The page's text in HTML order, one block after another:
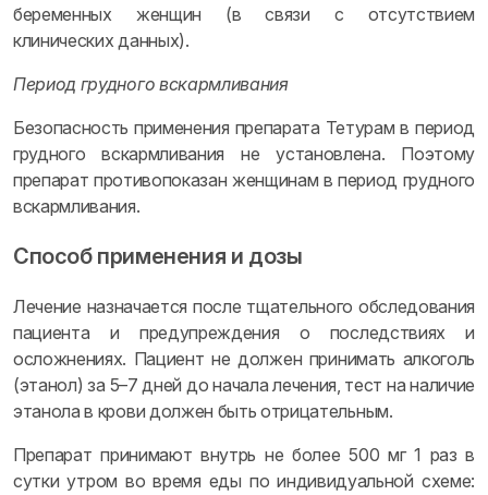
беременных женщин (в связи с отсутствием
клинических данных).
Период грудного вскармливания
Безопасность применения препарата Тетурам в период
грудного вскармливания не установлена. Поэтому
препарат противопоказан женщинам в период грудного
вскармливания.
Способ применения и дозы
Лечение назначается после тщательного обследования
пациента и предупреждения о последствиях и
осложнениях. Пациент не должен принимать алкоголь
(этанол) за 5–7 дней до начала лечения, тест на наличие
этанола в крови должен быть отрицательным.
Препарат принимают внутрь не более 500 мг 1 раз в
сутки утром во время еды по индивидуальной схеме: